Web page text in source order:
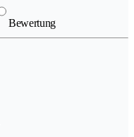
Bewertung